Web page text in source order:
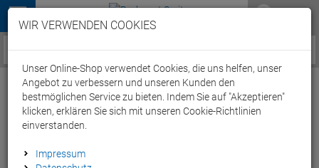
Menü
Service / Hilfe
Funkita Rainbow Racer Ladies
WIR VERWENDEN COOKIES
Unser Online-Shop verwendet Cookies, die uns helfen, unser
Angebot zu verbessern und unseren Kunden den
bestmöglichen Service zu bieten. Indem Sie auf "Akzeptieren"
klicken, erklären Sie sich mit unseren Cookie-Richtlinien
einverstanden.
Impressum